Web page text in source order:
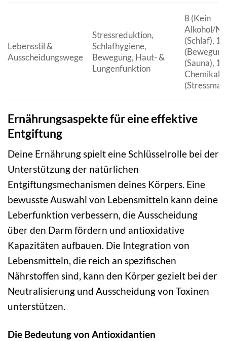
Lebensstil &
Ausscheidungswege
Stressreduktion,
Schlafhygiene,
Bewegung, Haut- &
Lungenfunktion
8 (Kein
Alkohol/
(Schlaf), 10
(Sauna),
Ernährungsaspekte für eine effektive
Entgiftung
Deine Ernährung spielt eine Schlüsselrolle bei der
Unterstützung der natürlichen
Entgiftungsmechanismen deines Körpers. Eine
bewusste Auswahl von Lebensmitteln kann deine
Leberfunktion verbessern, die Ausscheidung
über den Darm fördern und antioxidative
Kapazitäten aufbauen. Die Integration von
Lebensmitteln, die reich an spezifischen
Nährstoffen sind, kann den Körper gezielt bei der
Neutralisierung und Ausscheidung von Toxinen
unterstützen.
Die Bedeutung von Antioxidantien